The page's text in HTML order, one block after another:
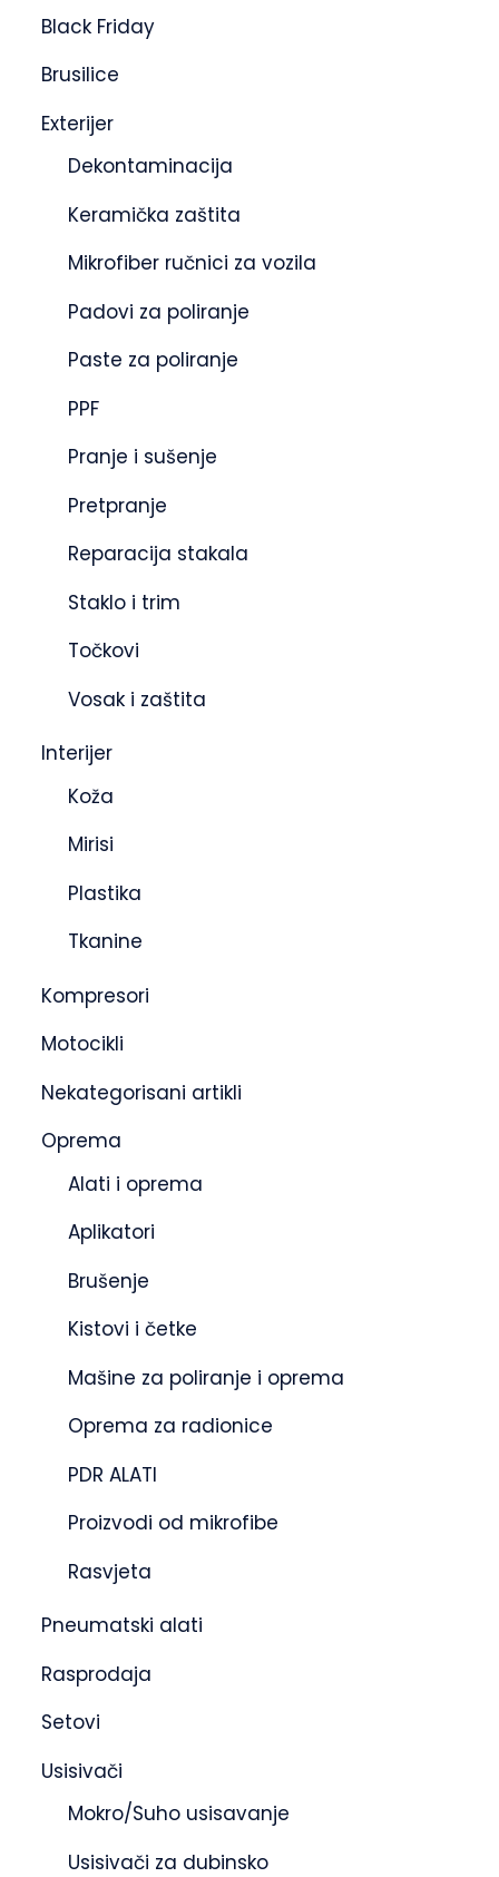
Black Friday
Brusilice
Exterijer
Dekontaminacija
Keramička zaštita
Mikrofiber ručnici za vozila
Padovi za poliranje
Paste za poliranje
PPF
Pranje i sušenje
Pretpranje
Reparacija stakala
Staklo i trim
Točkovi
Vosak i zaštita
Interijer
Koža
Mirisi
Plastika
Tkanine
Kompresori
Motocikli
Nekategorisani artikli
Oprema
Alati i oprema
Aplikatori
Brušenje
Kistovi i četke
Mašine za poliranje i oprema
Oprema za radionice
PDR ALATI
Proizvodi od mikrofibe
Rasvjeta
Pneumatski alati
Rasprodaja
Setovi
Usisivači
Mokro/Suho usisavanje
Usisivači za dubinsko